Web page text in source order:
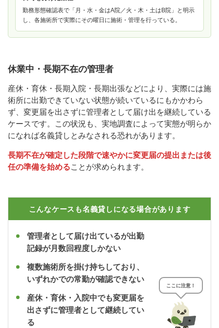
勤務形態確認表で「月・水・金はA院／火・木・土はB院」と明示
し、各施術所で実際にその曜日に施術・管理を行っている。
休業中・長期不在の管理者
産休・育休・長期入院・長期出張などにより、実際には施
術所に出勤できていない状態が続いているにもかかわら
ず、変更届を出さずに管理者として届け出を継続している
ケースです。この状況も、実地調査によって実態が明らか
になれば名義貸しとみなされる恐れがあります。
長期不在が確定した段階で速やかに変更届の提出または後
任の準備を始めることが求められます。
こんなケースも名義貸しになる場合があります
管理者として届け出ているが出勤
記録が月数回程度しかない
複数施術所を掛け持ちしており、
いずれかでの常勤が確認できない
産休・育休・入院中でも変更届を
出さずに管理者として継続してい
る
ここに注意！